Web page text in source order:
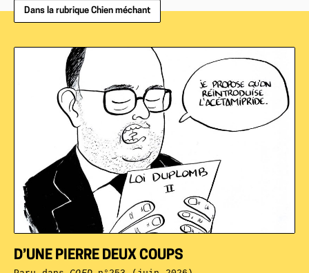
Dans la rubrique Chien méchant
D’UNE PIERRE DEUX COUPS